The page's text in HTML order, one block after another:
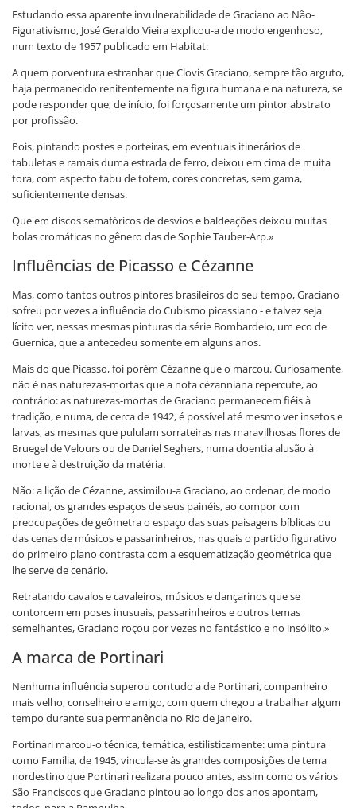
Estudando essa aparente invulnerabilidade de Graciano ao Não-
Figurativismo, José Geraldo Vieira explicou-a de modo engenhoso,
num texto de 1957 publicado em Habitat:
A quem porventura estranhar que Clovis Graciano, sempre tão arguto,
haja permanecido renitentemente na figura humana e na natureza, se
pode responder que, de início, foi forçosamente um pintor abstrato
por profissão.
Pois, pintando postes e porteiras, em eventuais itinerários de
tabuletas e ramais duma estrada de ferro, deixou em cima de muita
tora, com aspecto tabu de totem, cores concretas, sem gama,
suficientemente densas.
Que em discos semafóricos de desvios e baldeações deixou muitas
bolas cromáticas no gênero das de Sophie Tauber-Arp.»
Influências de Picasso e Cézanne
Mas, como tantos outros pintores brasileiros do seu tempo, Graciano
sofreu por vezes a influência do Cubismo picassiano - e talvez seja
lícito ver, nessas mesmas pinturas da série Bombardeio, um eco de
Guernica, que a antecedeu somente em alguns anos.
Mais do que Picasso, foi porém Cézanne que o marcou. Curiosamente,
não é nas naturezas-mortas que a nota cézanniana repercute, ao
contrário: as naturezas-mortas de Graciano permanecem fiéis à
tradição, e numa, de cerca de 1942, é possível até mesmo ver insetos e
larvas, as mesmas que pululam sorrateiras nas maravilhosas flores de
Bruegel de Velours ou de Daniel Seghers, numa doentia alusão à
morte e à destruição da matéria.
Não: a lição de Cézanne, assimilou-a Graciano, ao ordenar, de modo
racional, os grandes espaços de seus painéis, ao compor com
preocupações de geômetra o espaço das suas paisagens bíblicas ou
das cenas de músicos e passarinheiros, nas quais o partido figurativo
do primeiro plano contrasta com a esquematização geométrica que
lhe serve de cenário.
Retratando cavalos e cavaleiros, músicos e dançarinos que se
contorcem em poses inusuais, passarinheiros e outros temas
semelhantes, Graciano roçou por vezes no fantástico e no insólito.»
A marca de Portinari
Nenhuma influência superou contudo a de Portinari, companheiro
mais velho, conselheiro e amigo, com quem chegou a trabalhar algum
tempo durante sua permanência no Rio de Janeiro.
Portinari marcou-o técnica, temática, estilisticamente: uma pintura
como Família, de 1945, vincula-se às grandes composições de tema
nordestino que Portinari realizara pouco antes, assim como os vários
São Franciscos que Graciano pintou ao longo dos anos apontam,